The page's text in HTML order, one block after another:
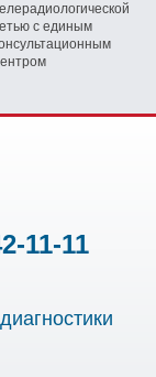
с единым
11-11